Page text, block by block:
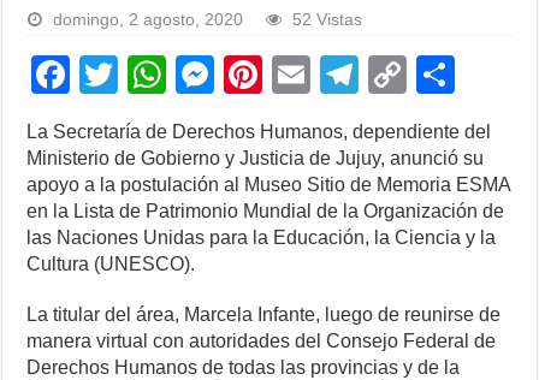
domingo, 2 agosto, 2020 52 Vistas
F
c
e
b
o
o
k
T
wi
tt
er
W
h
at
s
A
p
p
M
e
ss
e
n
er
Pi
nt
er
e
st
E
ail
T
el
e
gr
a
C
o
p
y
Li
k
h
ar
e
La Secretaría de Derechos Humanos, dependiente del
Ministerio de Gobierno y Justicia de Jujuy, anunció su
apoyo a la postulación al Museo Sitio de Memoria ESMA
en la Lista de Patrimonio Mundial de la Organización de
las Naciones Unidas para la Educación, la Ciencia y la
Cultura (UNESCO).
La titular del área, Marcela Infante, luego de reunirse de
manera virtual con autoridades del Consejo Federal de
Derechos Humanos de todas las provincias y de la